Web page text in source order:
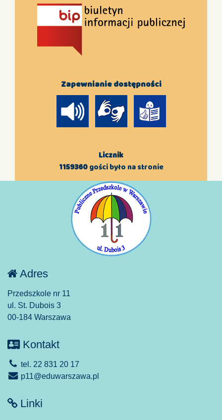
Zapewnianie dostępności
Licznik
1159360gości było na stronie
Adres
Przedszkole nr 11
ul. St. Dubois 3
00-184 Warszawa
Kontakt
tel. 22 831 20 17
p11@eduwarszawa.pl
Linki